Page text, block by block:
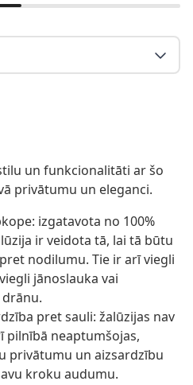
un funkcionalitāti ar šo
privātumu un eleganci.
izgatavota no 100%
ir veidota tā, lai tā būtu
nodilumu. Tie ir arī viegli
jānoslauka vai
pret sauli: žalūzijas nav
pilnībā neaptumšojas,
privātumu un aizsardzību
kroku audumu.